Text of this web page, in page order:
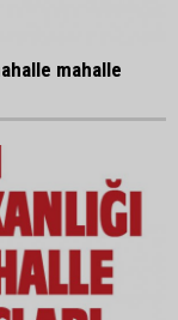
mahalle